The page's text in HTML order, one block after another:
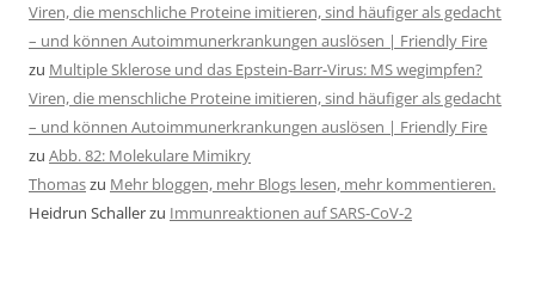
Viren, die menschliche Proteine imitieren, sind häufiger als gedacht
– und können Autoimmunerkrankungen auslösen | Friendly Fire
zu Multiple Sklerose und das Epstein-Barr-Virus: MS wegimpfen?
Viren, die menschliche Proteine imitieren, sind häufiger als gedacht
– und können Autoimmunerkrankungen auslösen | Friendly Fire
zu Abb. 82: Molekulare Mimikry
Thomaszu Mehr bloggen, mehr Blogs lesen, mehr kommentieren.
Heidrun Schallerzu Immunreaktionen auf SARS-CoV-2